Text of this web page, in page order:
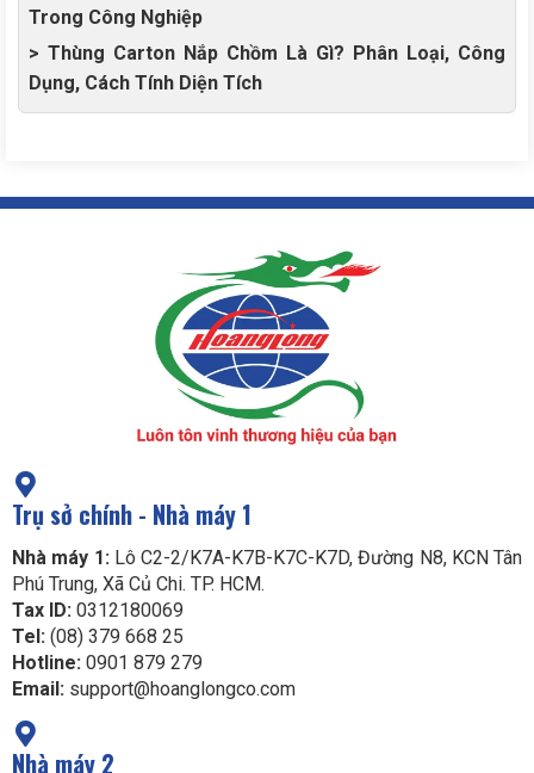
Trong Công Nghiệp
> Thùng Carton Nắp Chồm Là Gì? Phân Loại, Công
Dụng, Cách Tính Diện Tích
Trụ sở chính - Nhà máy 1
Nhà máy 1:Lô C2-2/K7A-K7B-K7C-K7D, Đường N8, KCN Tân
Phú Trung, Xã Củ Chi. TP. HCM.
Tax ID: 0312180069
Tel: (08) 379 668 25
Hotline: 0901 879 279
Email: support@hoanglongco.com
Nhà máy 2